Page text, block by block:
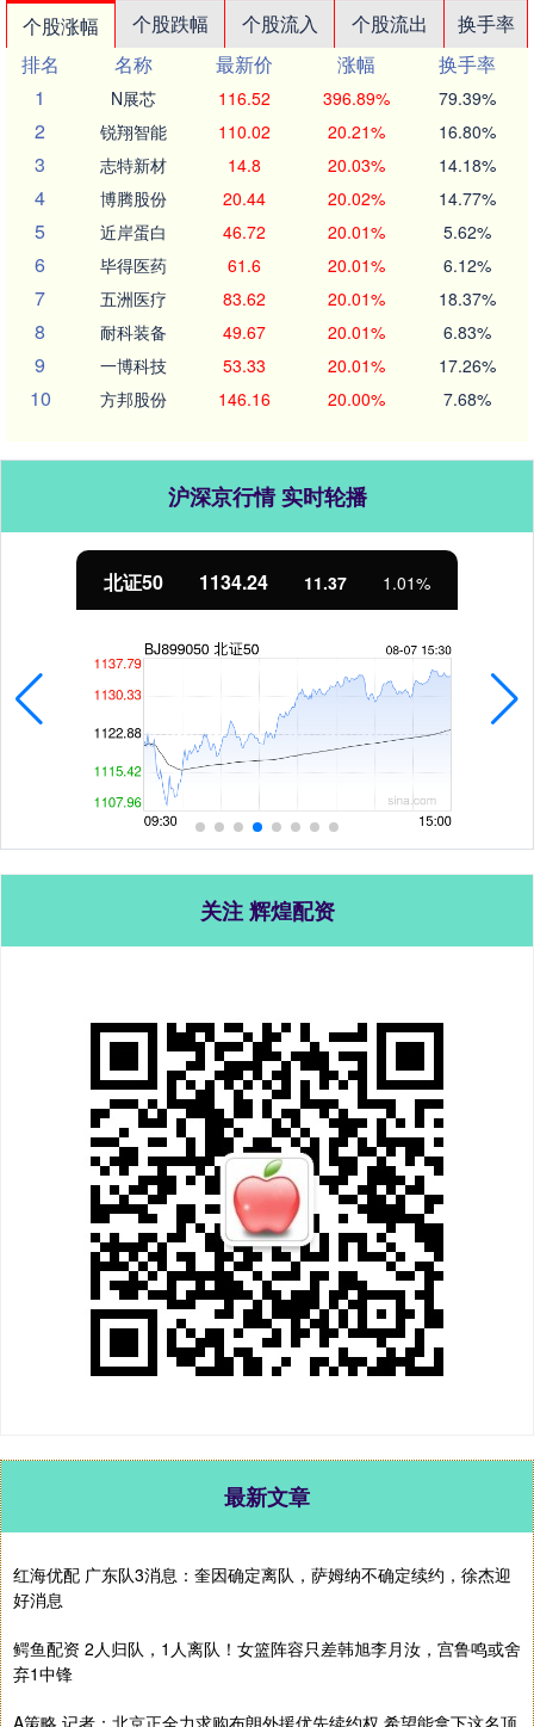
个股涨幅 个股跌幅 个股流入 个股流出
换手率
排名
名称 最新价 涨幅
换手率
1
N展芯 116.52 396.89% 79.39%
2 锐翔智能 110.02 20.21% 16.80%
3 志特新材 14.8 20.03% 14.18%
4 博腾股份 20.44 20.02% 14.77%
5 近岸蛋白 46.72 20.01% 5.62%
6 毕得医药 61.6 20.01% 6.12%
7 五洲医疗 83.62 20.01% 18.37%
8 耐科装备 49.67 20.01% 6.83%
9 一博科技 53.33 20.01% 17.26%
10 方邦股份 146.16 20.00% 7.68%
沪深京行情 实时轮播
北证50 1134.24 11.37 1.01%
关注 辉煌配资
最新文章
红海优配 广东队3消息：奎因确定离队，萨姆纳不确定续约，徐杰迎
好消息
鳄鱼配资 2人归队，1人离队！女篮阵容只差韩旭李月汝，宫鲁鸣或舍
弃1中锋
A策略 记者：北京正全力求购布朗外援优先续约权 希望能拿下这名顶